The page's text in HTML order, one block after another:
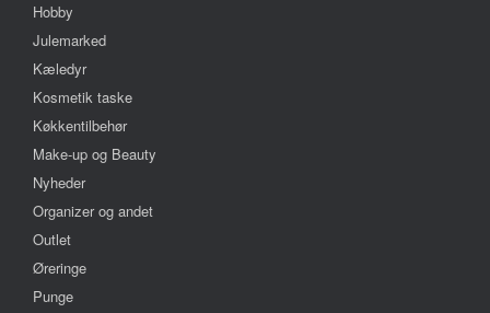
Hobby
Julemarked
Kæledyr
Kosmetik taske
Køkkentilbehør
Make-up og Beauty
Nyheder
Organizer og andet
Outlet
Øreringe
Punge